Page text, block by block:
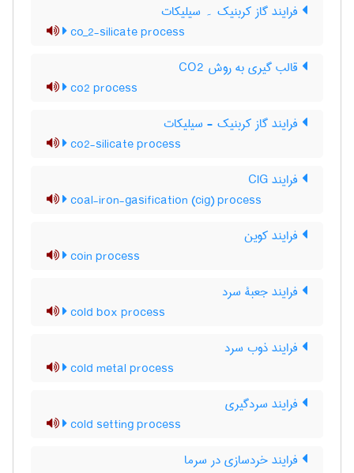
فرایند گاز کربنیک ۔ سیلیکات
co_2-silicate process
قالب گیری به روش CO2
co2 process
فرایند گاز کربنیک - سیلیکات
co2-silicate process
فرایند CIG
coal-iron-gasification (cig) process
فرایند کوین
coin process
فرایند جعبۀ سرد
cold box process
فرایند ذوب سرد
cold metal process
فرایند سردگیری
cold setting process
فرایند خردسازی در سرما